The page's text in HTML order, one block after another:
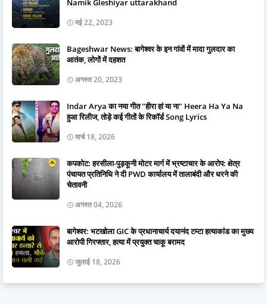
Namik Gleshiyar uttarakhand
मई 22, 2023
Bageshwar News: बागेश्वर के इन गांवों में मादा गुलदार का
आतंक, लोगों में दहशत
अगस्त 20, 2023
Indar Arya का नया गीत "हीरा हां या ना" Heera Ha Ya Na
हुआ रिलीज, तोड़े कई गीतों के रिकॉर्ड Song Lyrics
मार्च 18, 2026
कपकोट: हरसीला-पुड़कूनी मोटर मार्ग में भ्रष्टाचार के आरोप: क्षेत्र
पंचायत प्रतिनिधि ने दी PWD कार्यालय में तालाबंदी और धरने की
चेतावनी
अगस्त 04, 2026
बागेश्वर: भटखोला GIC के प्रधानाचार्य दयानंद टम्टा हत्याकांड का मुख्य
आरोपी गिरफ्तार, हत्या में प्रयुक्त चाकू बरामद
जुलाई 18, 2026